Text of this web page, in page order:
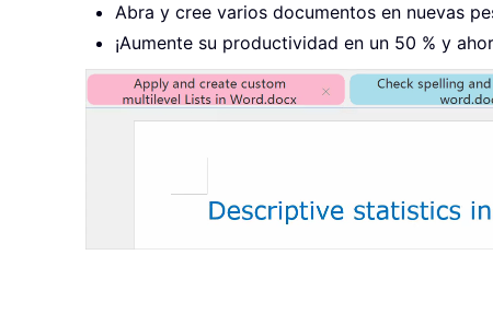
Abra y cree varios documentos en nuevas
¡Aumente su productividad en un 50 % y